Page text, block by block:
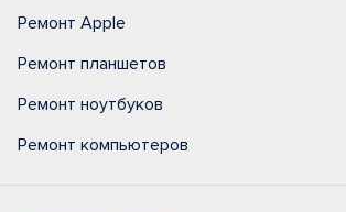
Ремонт Apple
Ремонт планшетов
Ремонт ноутбуков
Ремонт компьютеров